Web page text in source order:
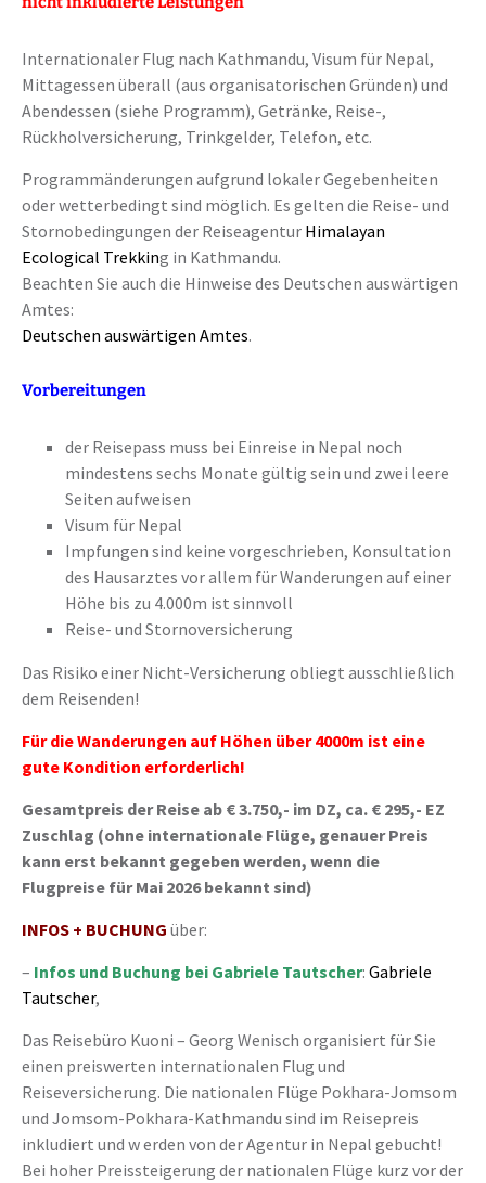
Internationaler Flug nach Kathmandu, Visum für Nepal,
Mittagessen überall (aus organisatorischen Gründen) und
Abendessen (siehe Programm), Getränke, Reise-,
Rückholversicherung, Trinkgelder, Telefon, etc.
Programmänderungen aufgrund lokaler Gegebenheiten
oder wetterbedingt sind möglich. Es gelten die Reise- und
Stornobedingungen der Reiseagentur Himalayan
Ecological Trekking in Kathmandu.
Beachten Sie auch die Hinweise des Deutschen auswärtigen
Amtes:
Deutschen auswärtigen Amtes.
Vorbereitungen
der Reisepass muss bei Einreise in Nepal noch
mindestens sechs Monate gültig sein und zwei leere
Seiten aufweisen
Visum für Nepal
Impfungen sind keine vorgeschrieben, Konsultation
des Hausarztes vor allem für Wanderungen auf einer
Höhe bis zu 4.000m ist sinnvoll
Reise- und Stornoversicherung
Das Risiko einer Nicht-Versicherung obliegt ausschließlich
dem Reisenden!
Für die Wanderungen auf Höhen über 4000m ist eine
gute Kondition erforderlich!
Gesamtpreis der Reise ab € 3.750,- im DZ, ca. € 295,- EZ
Zuschlag (ohne internationale Flüge, genauer Preis
kann erst bekannt gegeben werden, wenn die
Flugpreise für Mai 2026 bekannt sind)
INFOS + BUCHUNG über:
– Infos und Buchung bei Gabriele Tautscher: Gabriele
Tautscher,
Das Reisebüro Kuoni – Georg Wenisch organisiert für Sie
einen preiswerten internationalen Flug und
Reiseversicherung. Die nationalen Flüge Pokhara-Jomsom
und Jomsom-Pokhara-Kathmandu sind im Reisepreis
inkludiert und w erden von der Agentur in Nepal gebucht!
Bei hoher Preissteigerung der nationalen Flüge kurz vor der